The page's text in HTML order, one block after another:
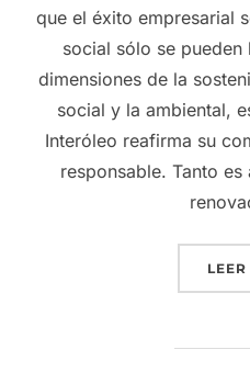
que el éxito empresarial
social sólo se
dimensiones de la
social y la ambiental,
Interóleo reafirma su
responsable. Tanto